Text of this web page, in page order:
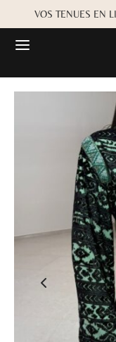
VOS TENUES EN